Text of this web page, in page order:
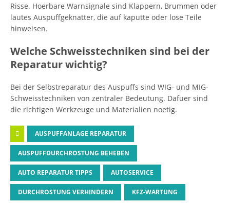
Risse. Hoerbare Warnsignale sind Klappern, Brummen oder
lautes Auspuffgeknatter, die auf kaputte oder lose Teile
hinweisen.
Welche Schweisstechniken sind bei der
Reparatur wichtig?
Bei der Selbstreparatur des Auspuffs sind WIG- und MIG-
Schweisstechniken von zentraler Bedeutung. Dafuer sind
die richtigen Werkzeuge und Materialien noetig.
AUSPUFFANLAGE REPARATUR
AUSPUFFDURCHROSTUNG BEHEBEN
AUTO REPARATUR TIPPS AUTOSERVICE
DURCHROSTUNG VERHINDERN KFZ-WARTUNG